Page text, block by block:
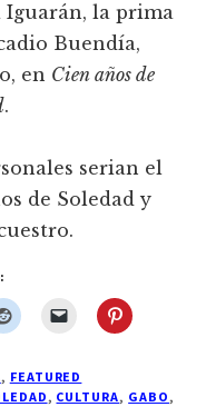
Iguarán, la prima
Buendía,
en Cien años de
.
serian el
de Soledad y
, FEATURED
, CULTURA, GABO,